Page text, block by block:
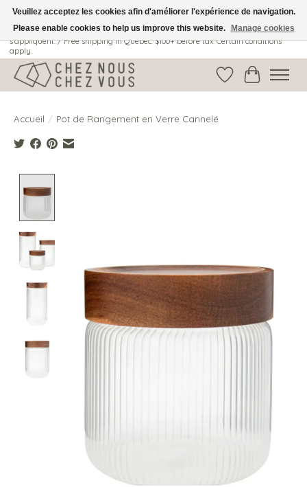
Livraison gratuite au Québec: 100$ + avant taxes. Certaines conditions
s'appliquent. / Free shipping in Quebec: $100+ before tax. Certain conditions
apply.
Liste dePanier
Accueil / Pot de Rangement en Verre Cannelé
Veuillez acceptez les cookies afin d'améliorer l'expérience de navigation.
Please enable cookies to help us improve this website.
Manage cookies